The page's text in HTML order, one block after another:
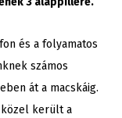
és a folyamatos
számos
át a macskáig.
került a